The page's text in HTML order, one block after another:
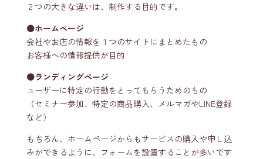
２つの大きな違いは、制作する目的です。
⚫️ホームページ
会社やお店の情報を１つのサイトにまとめたもの
お客様への情報提供が目的
⚫️ランディングページ
ユーザーに特定の行動をとってもらうためのもの
（セミナー参加、特定の商品購入、メルマガやLINE登録
など）
もちろん、ホームページからもサービスの購入や申し込
みができるように、フォームを設置することが多いです